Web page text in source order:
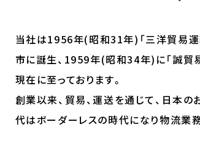
当社は1956年(昭和31年)「三洋貿易
市に誕生、1959年(昭和34年)に「誠貿
現在に至っております。
創業以来、貿易、運送を通じて、日本
代はボーダーレスの時代になり物流業